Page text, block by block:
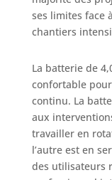
ses limites face
chantiers
La batterie de
confortable
continu. La
aux
travailler en
l’autre est en
des utilisateurs